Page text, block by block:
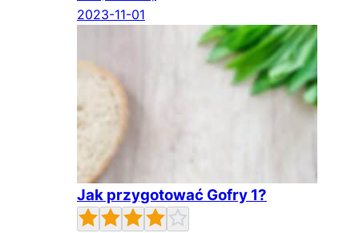
2023-11-01
Jak przygotować Gofry 1?